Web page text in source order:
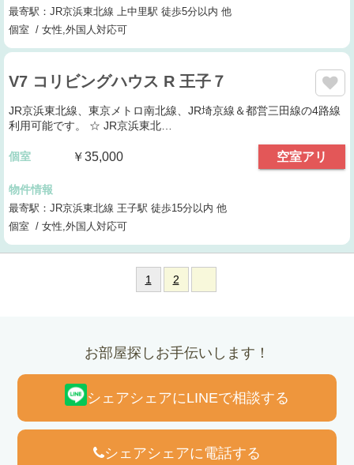
最寄駅：JR京浜東北線 上中里駅 徒歩5分以内 他
個室 / 女性,外国人対応可
V7 コリビングハウス R 王子７
JR京浜東北線、東京メトロ南北線、JR埼京線＆都営三田線の4路線
利用可能です。 ☆ JR京浜東北…
個室 ￥35,000 空室アリ
物件情報
最寄駅：JR京浜東北線 王子駅 徒歩15分以内 他
個室 / 女性,外国人対応可
1 2
お部屋探しお手伝いします！
シェアシェアにLINEで相談する
シェアシェアに電話する